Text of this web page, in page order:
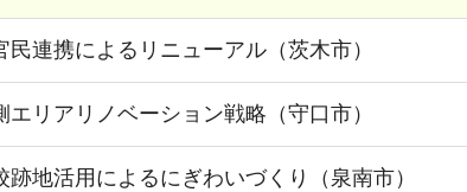
民連携によるリニューアル（茨木市）
エリアリノベーション戦略（守口市）
跡地活用によるにぎわいづくり（泉南市）